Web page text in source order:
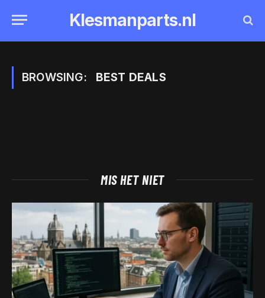
Klesmanparts.nl
BROWSING: BEST DEALS
MIS HET NIET